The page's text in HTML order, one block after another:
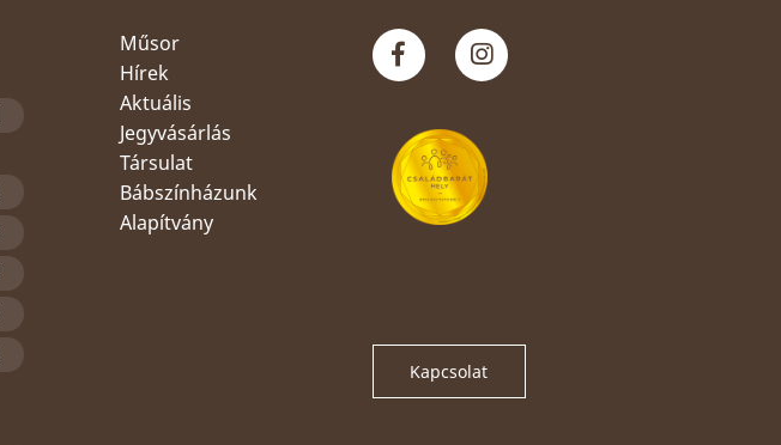
Műsor
Hírek
Aktuális
Jegyvásárlás
Társulat
Bábszínházunk
Alapítvány
Kapcsolat